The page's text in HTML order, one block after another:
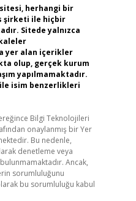
herhangi bir
şirketi ile hiçbir
Sitede yalnızca
yer alan içerikler
olup, gerçek kurum
yapılmamaktadır.
isim benzerlikleri
Bilgi Teknolojileri
onaylanmış bir Yer
Bu nedenle,
denetleme veya
Ancak,
sorumluluğunu
bu sorumluluğu kabul